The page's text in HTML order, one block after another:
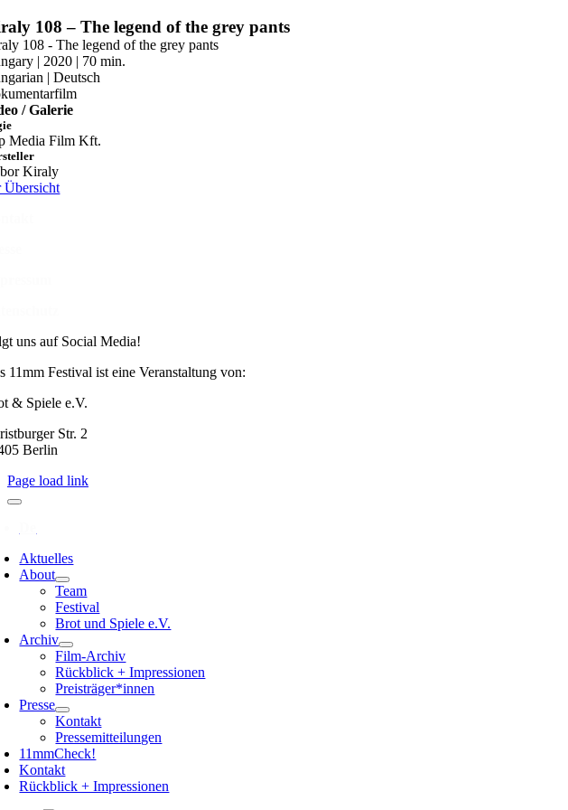
Zum
Inhalt
springen
108 – The legend of the grey pants
108 - The legend of the grey pants
| 2020 | 70 min.
| Deutsch
/ Galerie
Media Film Kft.
Kiraly
Übersicht
uns auf Social Media!
11mm Festival ist eine Veranstaltung von:
& Spiele e.V.
Str. 2
Berlin
Page load link
Aktuelles
About
Team
Festival
Brot und Spiele e.V.
Archiv
Film-Archiv
Rückblick + Impressionen
Preisträger*innen
Presse
Kontakt
Pressemitteilungen
11mmCheck!
Kontakt
Rückblick + Impressionen